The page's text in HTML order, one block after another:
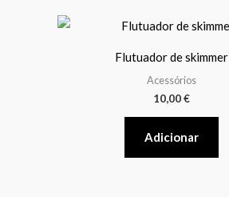
Flutuador de skimmer
Acessórios
10,00€
Adicionar